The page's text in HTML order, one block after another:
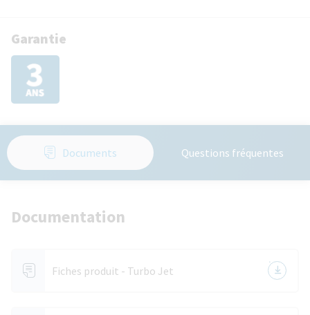
Garantie
Documents Questions fréquentes
Documentation
Fiches produit - Turbo Jet